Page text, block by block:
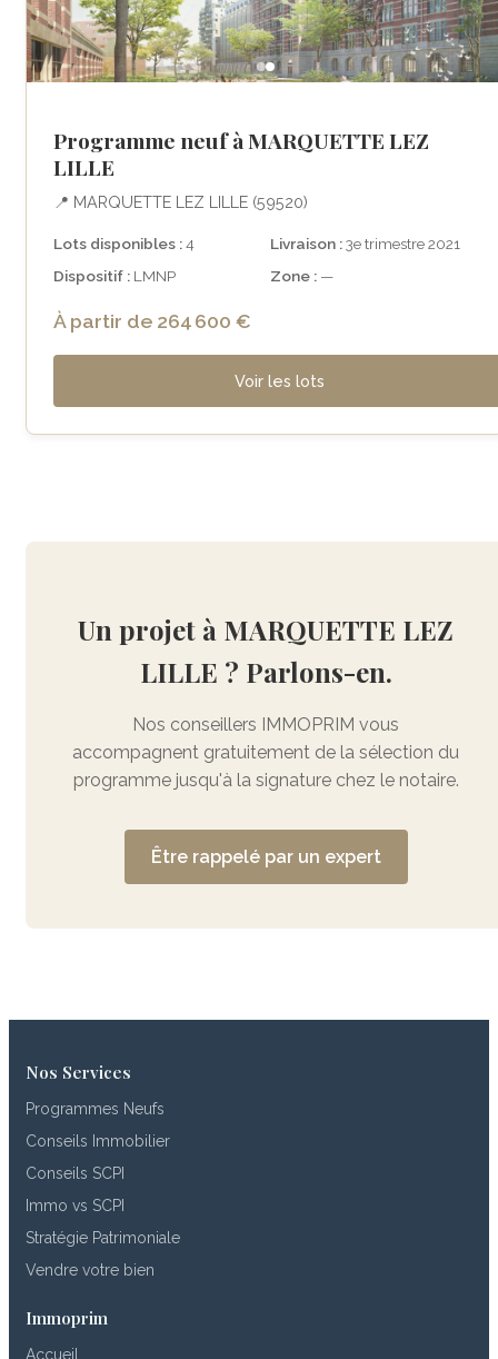
Programme neuf à MARQUETTE LEZ
LILLE
📍 MARQUETTE LEZ LILLE (59520)
Lots disponibles :4 Livraison :3e trimestre 2021
Dispositif : LMNP Zone : —
À partir de 264 600 €
Voir les lots
Un projet à MARQUETTE LEZ
LILLE ? Parlons-en.
Nos conseillers IMMOPRIM vous
accompagnent gratuitement de la sélection du
programme jusqu'à la signature chez le notaire.
Être rappelé par un expert
Nos Services
Programmes Neufs
Conseils Immobilier
Conseils SCPI
Immo vs SCPI
Stratégie Patrimoniale
Vendre votre bien
Immoprim
Accueil